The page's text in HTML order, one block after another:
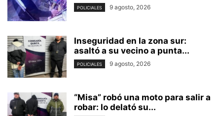
POLICIALES 9 agosto, 2026
Inseguridad en la zona sur:
asaltó a su vecino a punta...
POLICIALES 9 agosto, 2026
“Misa” robó una moto para salir a
robar: lo delató su...